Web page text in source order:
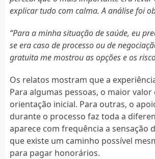
explicar tudo com calma. A análise foi
“Para a minha situação de saúde, eu
se era caso de processo ou de
gratuita me mostrou as opções e os
Os relatos mostram que a
Para algumas pessoas, o maior valor
orientação inicial. Para outras, o
durante o processo faz toda a
aparece com frequência a sensação
que existe um caminho possível
para pagar honorários.